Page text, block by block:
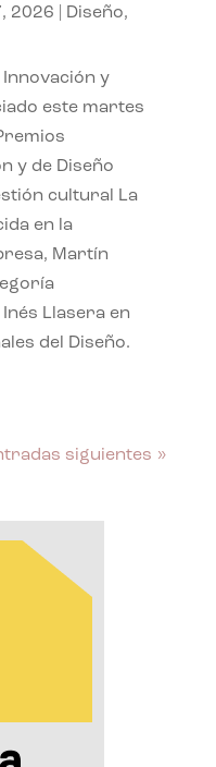
2026 Diseño,
Innovación y
este martes
y de Diseño
cultural La
en la
Martín
Llasera en
del Diseño.
siguientes »